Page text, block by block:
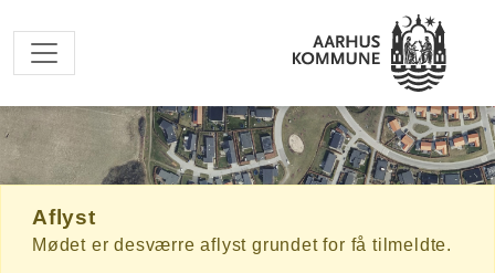
Spring til hovedindhold
Aflyst
Mødet er desværre aflyst grundet for få tilmeldte.